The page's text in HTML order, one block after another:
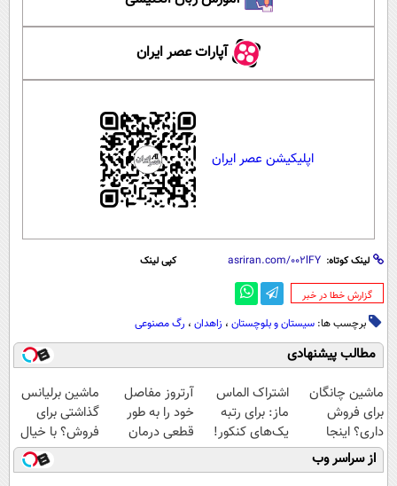
آپارات عصر ایران
اپلیکیشن عصر ایران
لینک کوتاه: کپی لینک
‌گزارش خطا در خبر
برچسب ها: سیستان و بلوچستان ، زاهدان ، رگ مصنوعی
مطالب پیشنهادی
ماشین چانگان
برای فروش
داری؟ اینجا
سریع بفروشش
اشتراک الماس
ماز: برای رتبه
یک‌های کنکور!
آرتروز مفاصل
خود را به طور
قطعی درمان
کنید!
◗پرسش‌نامه◖
ماشین برلیانس
گذاشتی برای
فروش؟ با خیال
راحت بفروش
از سراسر وب